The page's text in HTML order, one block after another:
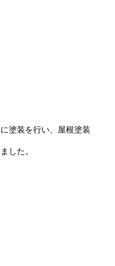
塗装を行い、屋根塗装
した。